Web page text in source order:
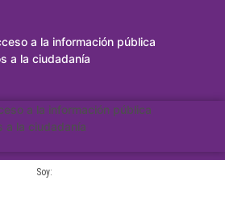
a la información pública
a la ciudadanía
a la información pública
a la ciudadanía
Soy: